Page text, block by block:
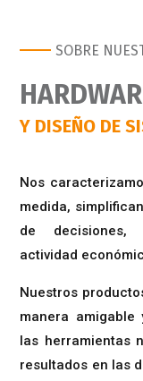
SOBRE
Y DISEÑO DE
Nos
medida,
de decisiones,
actividad
Nuestros
manera
las herramientas
resultados en las